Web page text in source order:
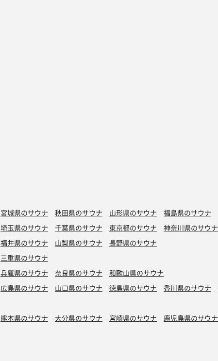
宮城県のサウナ 秋田県のサウナ 山形県のサウナ 福島県のサウナ
埼玉県のサウナ 千葉県のサウナ 東京都のサウナ 神奈川県のサウナ
福井県のサウナ 山梨県のサウナ 長野県のサウナ
三重県のサウナ
兵庫県のサウナ 奈良県のサウナ 和歌山県のサウナ
広島県のサウナ 山口県のサウナ 徳島県のサウナ 香川県のサウナ
熊本県のサウナ 大分県のサウナ 宮崎県のサウナ 鹿児島県のサウナ